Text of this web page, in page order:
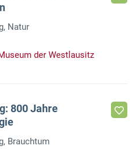
Natur
der Westlausitz
800 Jahre
Brauchtum